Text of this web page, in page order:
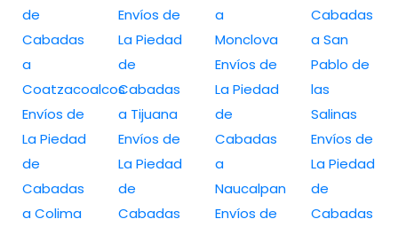
de
Cabadas
a
Coatzacoalcos
Envíos de
La Piedad
de
Cabadas
a Colima
Envíos de
La Piedad
de
Cabadas
a Tijuana
Envíos de
La Piedad
de
Cabadas
a
Monclova
Envíos de
La Piedad
de
Cabadas
a
Naucalpan
Envíos de
Cabadas
a San
Pablo de
las
Salinas
Envíos de
La Piedad
de
Cabadas